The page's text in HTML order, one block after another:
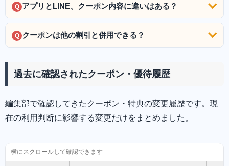
Q アプリとLINE、クーポン内容に違いはある？
Q クーポンは他の割引と併用できる？
過去に確認されたクーポン・優待履歴
編集部で確認してきたクーポン・特典の変更履歴です。現
在の利用判断に影響する変更だけをまとめました。